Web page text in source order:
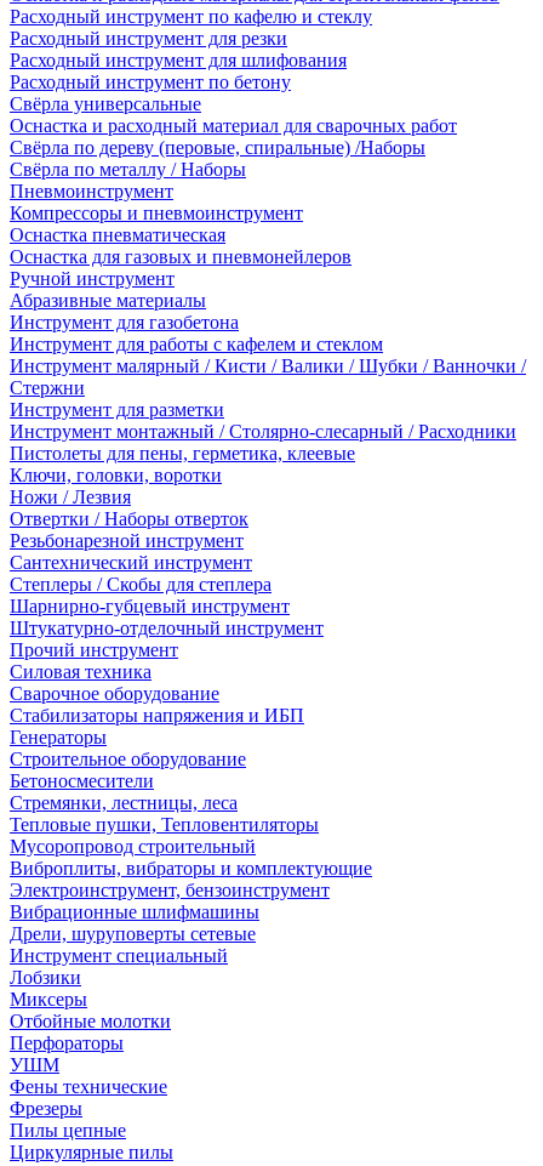
Расходный инструмент по кафелю и стеклу
Расходный инструмент для резки
Расходный инструмент для шлифования
Расходный инструмент по бетону
Свёрла универсальные
Оснастка и расходный материал для сварочных работ
Свёрла по дереву (перовые, спиральные) /Наборы
Свёрла по металлу / Наборы
Пневмоинструмент
Компрессоры и пневмоинструмент
Оснастка пневматическая
Оснастка для газовых и пневмонейлеров
Ручной инструмент
Абразивные материалы
Инструмент для газобетона
Инструмент для работы с кафелем и стеклом
Инструмент малярный / Кисти / Валики / Шубки / Ванночки /
Стержни
Инструмент для разметки
Инструмент монтажный / Столярно-слесарный / Расходники
Пистолеты для пены, герметика, клеевые
Ключи, головки, воротки
Ножи / Лезвия
Отвертки / Наборы отверток
Резьбонарезной инструмент
Сантехнический инструмент
Степлеры / Скобы для степлера
Шарнирно-губцевый инструмент
Штукатурно-отделочный инструмент
Прочий инструмент
Силовая техника
Сварочное оборудование
Стабилизаторы напряжения и ИБП
Генераторы
Строительное оборудование
Бетоносмесители
Стремянки, лестницы, леса
Тепловые пушки, Тепловентиляторы
Мусоропровод строительный
Виброплиты, вибраторы и комплектующие
Электроинструмент, бензоинструмент
Вибрационные шлифмашины
Дрели, шуруповерты сетевые
Инструмент специальный
Лобзики
Миксеры
Отбойные молотки
Перфораторы
УШМ
Фены технические
Фрезеры
Пилы цепные
Циркулярные пилы